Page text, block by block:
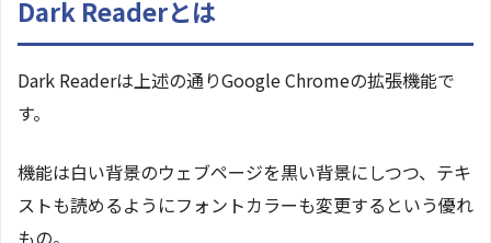
Dark Readerとは
Dark Readerは上述の通りGoogle Chromeの拡張機能で
す。
機能は白い背景のウェブページを黒い背景にしつつ、テキ
ストも読めるようにフォントカラーも変更するという優れ
もの。